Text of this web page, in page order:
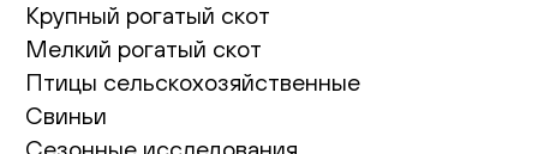
Крупный рогатый скот
Мелкий рогатый скот
Птицы сельскохозяйственные
Свиньи